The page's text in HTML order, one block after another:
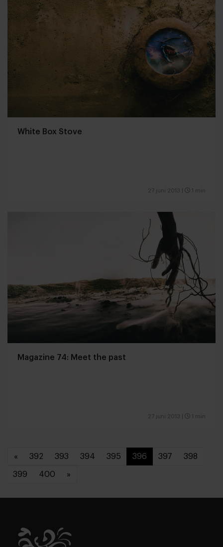
White Box Stove
27 juni 2013 1 min
Magazine 74: Meet the past
27 juni 2013 1 min
« 392 393 394 395 396 397 398
399 400 »